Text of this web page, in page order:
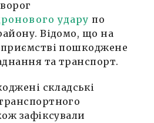
удару по
Відомо, що на
пошкоджене
та транспорт.
складські
зафіксували